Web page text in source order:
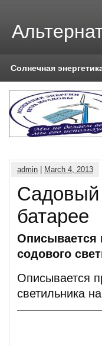
Солнечная
admin March 4, 2013
Садовый
батарее
Описывается
содового
Описывается
светильника